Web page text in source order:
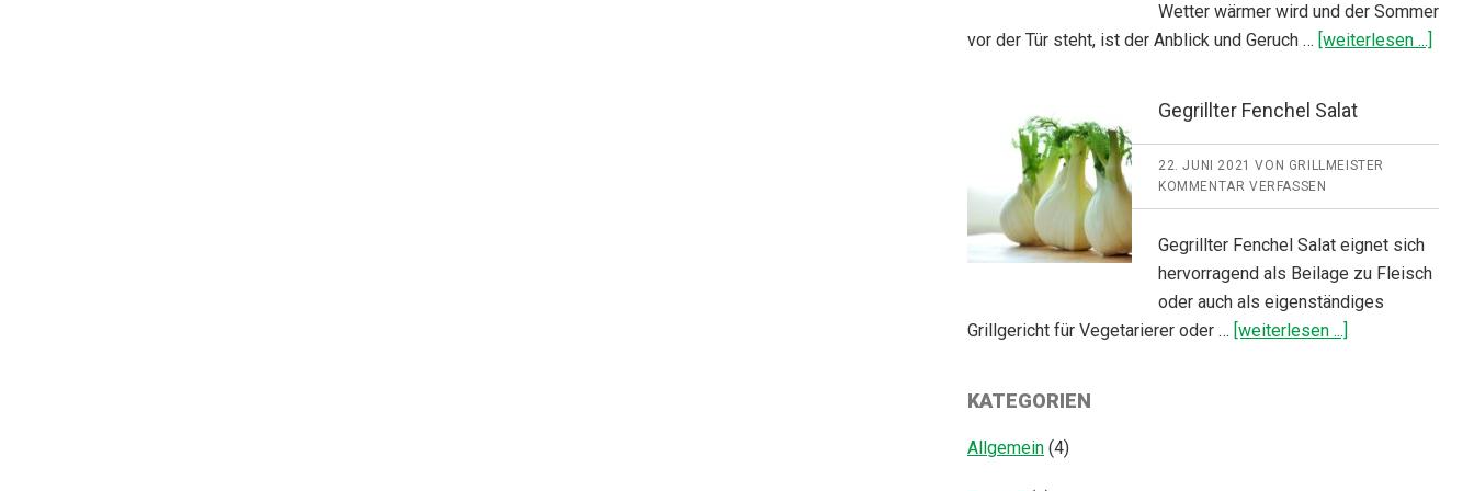
Wetter wärmer wird und der Sommer
vor der Tür steht, ist der Anblick und Geruch … [weiterlesen ...]
Gegrillter Fenchel Salat
22. JUNI 2021 VON GRILLMEISTER
KOMMENTAR VERFASSEN
Gegrillter Fenchel Salat eignet sich
hervorragend als Beilage zu Fleisch
oder auch als eigenständiges
Grillgericht für Vegetarierer oder … [weiterlesen ...]
KATEGORIEN
Allgemein (4)